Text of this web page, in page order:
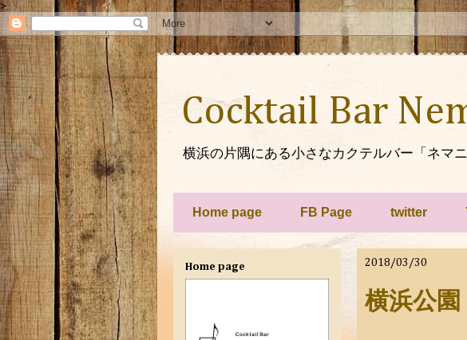
>
Cocktail Bar
横浜の片隅にある小さなカクテルバー「ネマ
Home page FB Page twitter
2018/03/30
横浜公園
Home page